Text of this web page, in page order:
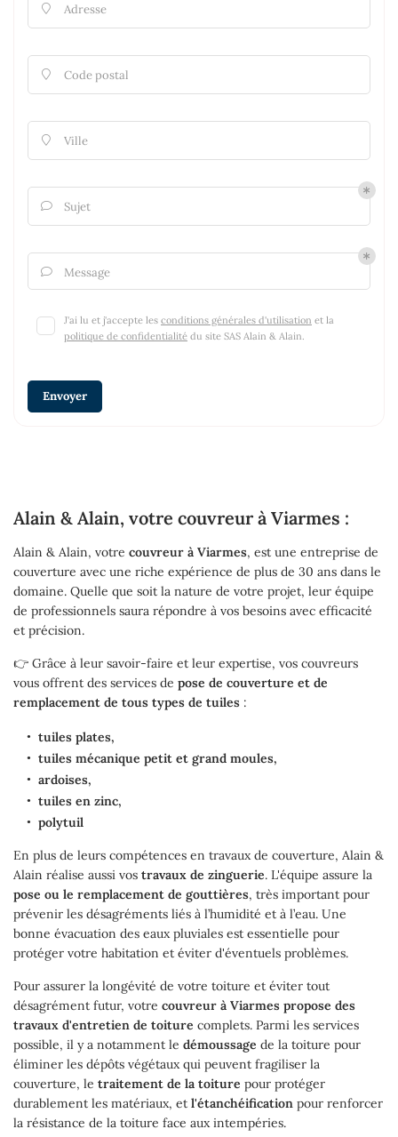
 Adresse
 Code postal
 Ville
 Sujet
 Message
J'ai lu et j'accepte les conditions générales d'utilisation et la
politique de confidentialité du site SAS Alain & Alain
Envoyer
Alain & Alain, votre couvreur à Viarmes :
Alain & Alain, votre couvreur à Viarmes, est une entreprise de
couverture avec une riche expérience de plus de 30 ans dans le
domaine. Quelle que soit la nature de votre projet, leur équipe
de professionnels saura répondre à vos besoins avec efficacité
et précision.
👉 Grâce à leur savoir-faire et leur expertise, vos couvreurs
vous offrent des services de pose de couverture et de
remplacement de tous types de tuiles :
tuiles plates,
tuiles mécanique petit et grand moules,
ardoises,
tuiles en zinc,
polytuil
En plus de leurs compétences en travaux de couverture, Alain &
Alain réalise aussi vos travaux de zinguerie. L'équipe assure la
pose ou le remplacement de gouttières, très important pour
prévenir les désagréments liés à l’humidité et à l’eau. Une
bonne évacuation des eaux pluviales est essentielle pour
protéger votre habitation et éviter d'éventuels problèmes.
Pour assurer la longévité de votre toiture et éviter tout
désagrément futur, votre couvreur à Viarmes propose des
travaux d'entretien de toiture complets. Parmi les services
possible, il y a notamment le démoussage de la toiture pour
éliminer les dépôts végétaux qui peuvent fragiliser la
couverture, le traitement de la toiture pour protéger
durablement les matériaux, et l'étanchéification pour renforcer
la résistance de la toiture face aux intempéries.